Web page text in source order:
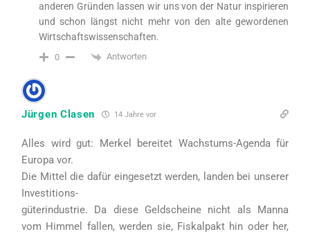
anderen Gründen lassen wir uns von der Natur inspirieren
und schon längst nicht mehr von den alte gewordenen
Wirtschaftswissenschaften.
0 Antworten
Jürgen Clasen 14 Jahre vor
Alles wird gut: Merkel bereitet Wachstums-Agenda für
Europa vor.
Die Mittel die dafür eingesetzt werden, landen bei unserer
Investitions-
güterindustrie. Da diese Geldscheine nicht als Manna
vom Himmel fallen, werden sie, Fiskalpakt hin oder her,